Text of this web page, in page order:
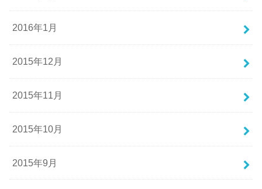
2016年1月
2015年12月
2015年11月
2015年10月
2015年9月